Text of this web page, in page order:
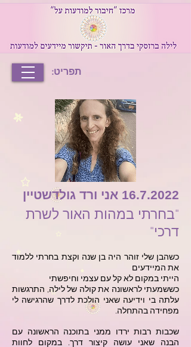
תפריט:
16.7.2022 אני ורד גולדשטיין
"בחרתי במהות האור לשרת
דרכי"
כשהבן שלי זוהר היה בן שנה וקצת בחרתי ללמוד
את המיידעים
הייתי במקום לא קל עם עצמי וחיפשתי
כששמעתי לראשונה את קולה של לילה, התרגשות
עלתה בי וידיעה שאני הולכת לדרך שהרגישה לי
מפחידה בהתחלה.
שכבות רבות ירדו ממני בתוכנה הראשונה עם
הבנה שאני עושה קיצור דרך. במקום לחוות